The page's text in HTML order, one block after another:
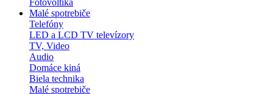
Fotovoltika
Malé spotrebiče
Telefóny
LED a LCD TV televízory
TV, Video
Audio
Domáce kiná
Biela technika
Malé spotrebiče